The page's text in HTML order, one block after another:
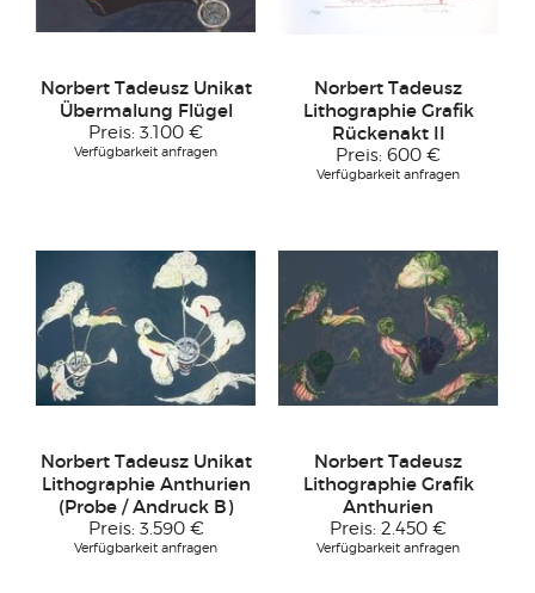
Norbert Tadeusz Unikat
Übermalung Flügel
Preis: 3.100 €
Verfügbarkeit anfragen
Norbert Tadeusz
Lithographie Grafik
Rückenakt II
Preis: 600 €
Verfügbarkeit anfragen
Norbert Tadeusz Unikat
Lithographie Anthurien
(Probe / Andruck B)
Preis: 3.590 €
Verfügbarkeit anfragen
Norbert Tadeusz
Lithographie Grafik
Anthurien
Preis: 2.450 €
Verfügbarkeit anfragen